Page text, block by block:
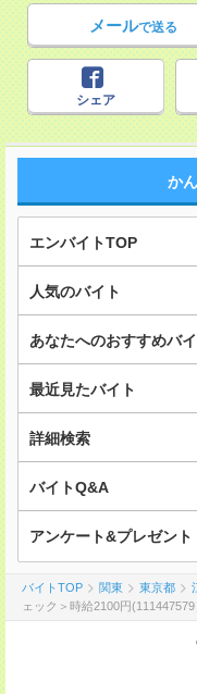
メールで送る
シェア
か
エンバイトTOP
人気のバイト
あなたへのおすすめバ
最近見たバイト
詳細検索
バイトQ&A
アンケート&プレゼント
バイトTOP 関東 東京都
ェック＞時給2100円(111447579